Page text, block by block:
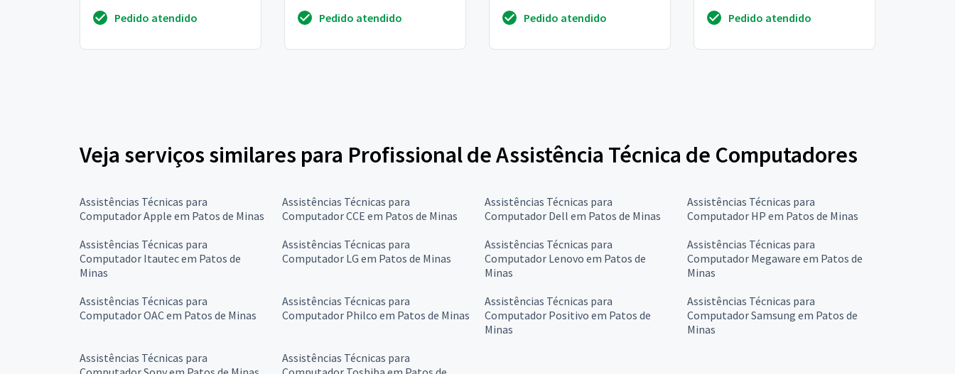
tambem ...
Pedido atendido
a bios e...Pedido atendido
arquivos, ...
Pedido atendido
voltou a acontece...
Pedido atendido
Veja serviços similares para Profissional de Assistência Técnica de Computadores
Assistências Técnicas para
Computador Apple em Patos de Minas
Assistências Técnicas para
Computador CCE em Patos de Minas
Assistências Técnicas para
Computador Dell em Patos de Minas
Assistências Técnicas para
Computador HP em Patos de Minas
Assistências Técnicas para
Computador Itautec em Patos de
Minas
Assistências Técnicas para
Computador LG em Patos de Minas
Assistências Técnicas para
Computador Lenovo em Patos de
Minas
Assistências Técnicas para
Computador Megaware em Patos de
Minas
Assistências Técnicas para
Computador OAC em Patos de Minas
Assistências Técnicas para
Computador Philco em Patos de Minas
Assistências Técnicas para
Computador Positivo em Patos de
Minas
Assistências Técnicas para
Computador Samsung em Patos de
Minas
Assistências Técnicas para
Assistências Técnicas para